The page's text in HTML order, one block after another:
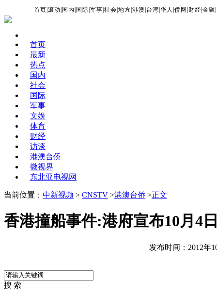
首页 |滚动 国内 国际 |军事 |社会 |地方 |港澳 台湾 |华人 |侨网 财经 |金融 |
首页
最新
热点
国内
社会
国际
军事
文娱
体育
财经
访谈
港澳台侨
微视界
东北亚电视网
当前位置： 中新视频 > CNSTV >港澳台侨 >正文
香港撞船事件:港府宣布10月4
发布时间：2012年
搜 索